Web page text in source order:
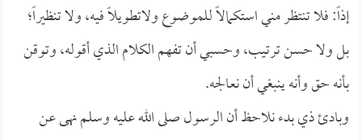
إذاً: فلا تنتظر مني استكمالاً للموضوع ولاتطويلاً فيه، ولا تنظيراً؛
بل ولا حسن ترتيب، وحسبي أن تفهم الكلام الذي أقوله، وتوقن
بأنه حق وأنه ينبغي أن نعالجه.
وبادئ ذي بدء نلاحظ أن الرسول صلى الله عليه وسلم نهى عن